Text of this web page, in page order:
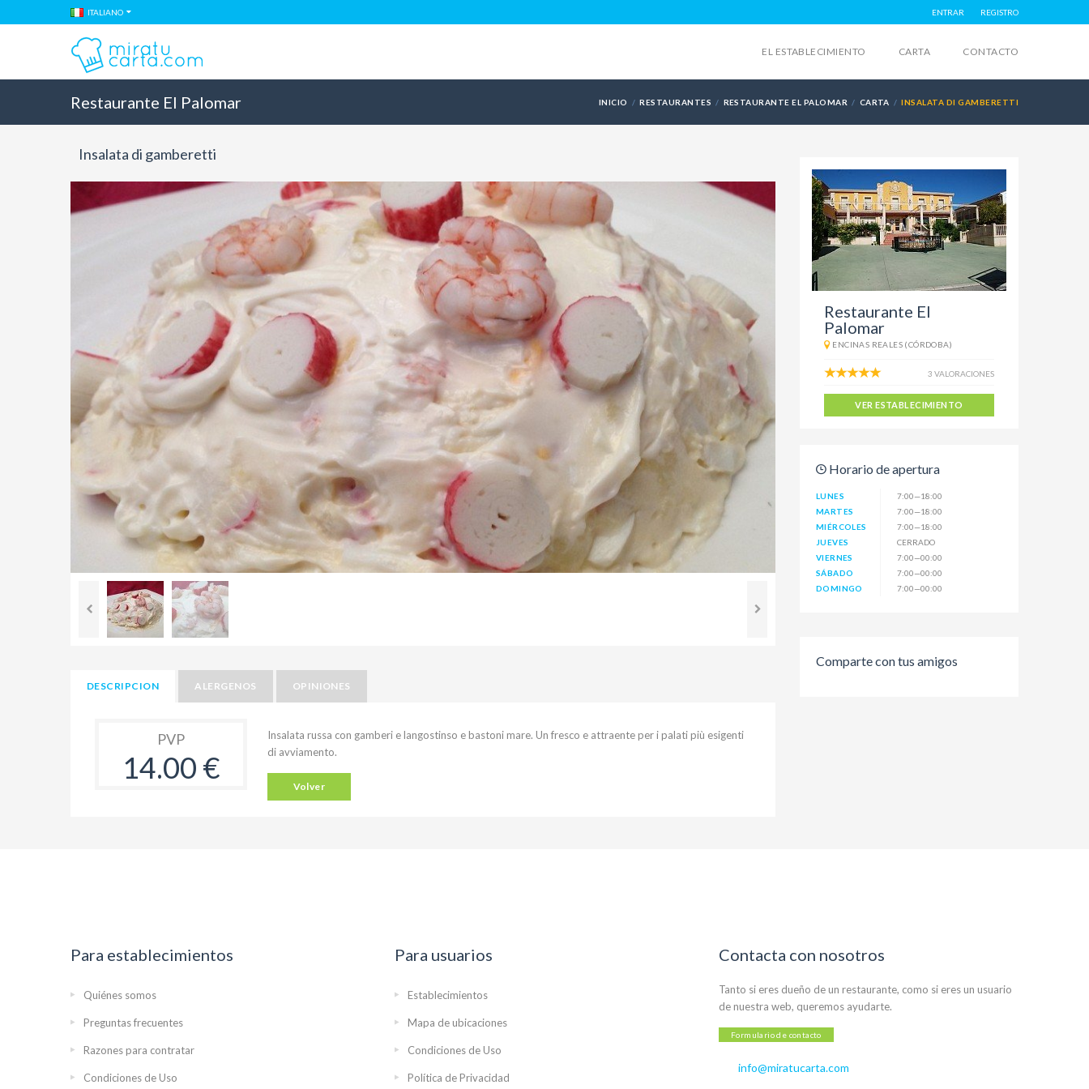
ITALIANO ENTRAR REGISTRO
EL ESTABLECIMIENTO CARTA CONTACTO
Restaurante El Palomar INICIO RESTAURANTES RESTAURANTE EL PALOMAR CARTA INSALATA DI GAMBERETTI
Insalata di gamberetti
DESCRIPCION ALERGENOS OPINIONES
PVP
14.00 €
Insalata russa con gamberi e langostinso e bastoni mare. Un fresco e attraente per i palati più esigenti
di avviamento.
Volver
Restaurante El
Palomar
ENCINAS REALES (CÓRDOBA)
3 VALORACIONES
VER ESTABLECIMIENTO
Horario de apertura
LUNES
7:00—18:00
MARTES
7:00—18:00
MIÉRCOLES
7:00—18:00
JUEVES
CERRADO
VIERNES
7:00—00:00
SÁBADO
7:00—00:00
DOMINGO
7:00—00:00
Comparte con tus amigos
Para establecimientos
Quiénes somos
Preguntas frecuentes
Razones para contratar
Condiciones de Uso
Para usuarios
Establecimientos
Mapa de ubicaciones
Condiciones de Uso
Política de Privacidad
Contacta con nosotros
Tanto si eres dueño de un restaurante, como si eres un usuario
de nuestra web, queremos ayudarte.
Formulario de contacto
info@miratucarta.com